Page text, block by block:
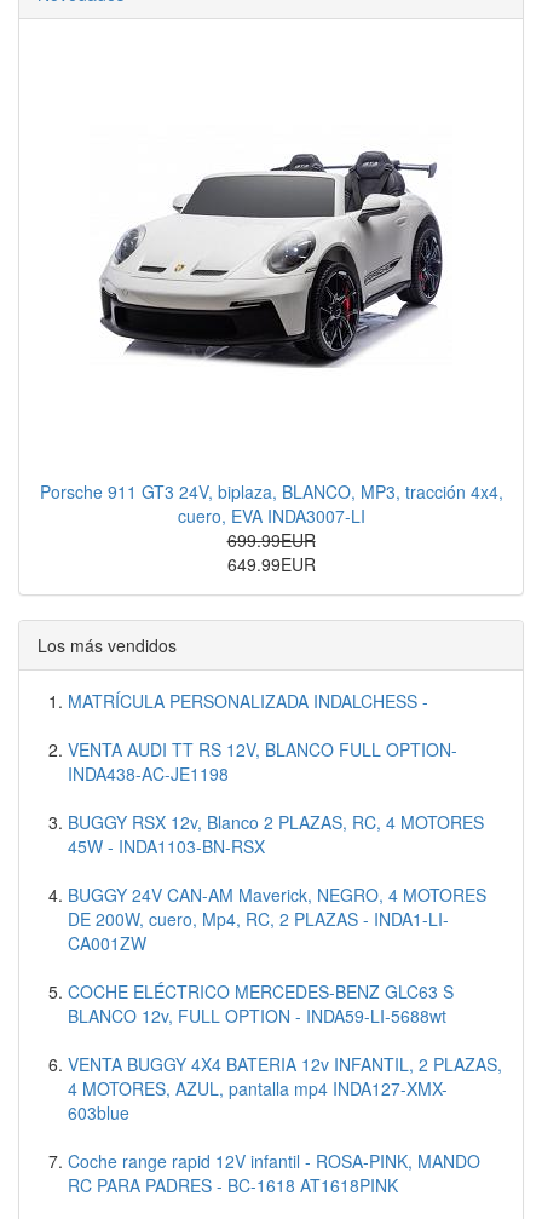
Porsche 911 GT3 24V, biplaza, BLANCO, MP3, tracción 4x4,
cuero, EVA INDA3007-LI
699.99EUR
649.99EUR
Los más vendidos
MATRÍCULA PERSONALIZADA INDALCHESS -
VENTA AUDI TT RS 12V, BLANCO FULL OPTION-
INDA438-AC-JE1198
BUGGY RSX 12v, Blanco 2 PLAZAS, RC, 4 MOTORES
45W - INDA1103-BN-RSX
BUGGY 24V CAN-AM Maverick, NEGRO, 4 MOTORES
DE 200W, cuero, Mp4, RC, 2 PLAZAS - INDA1-LI-
CA001ZW
COCHE ELÉCTRICO MERCEDES-BENZ GLC63 S
BLANCO 12v, FULL OPTION - INDA59-LI-5688wt
VENTA BUGGY 4X4 BATERIA 12v INFANTIL, 2 PLAZAS,
4 MOTORES, AZUL, pantalla mp4 INDA127-XMX-
603blue
Coche range rapid 12V infantil - ROSA-PINK, MANDO
RC PARA PADRES - BC-1618 AT1618PINK